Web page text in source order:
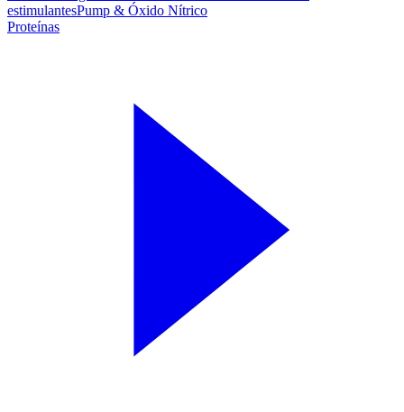
estimulantesPump & Óxido Nítrico
Proteínas